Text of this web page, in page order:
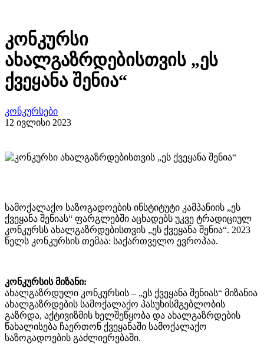
კონკურსი
ახალგაზრდებისთვის „ეს
ქვეყანა შენია“
კონკურსები
12 ივლისი 2023
სამოქალაქო საზოგადოების ინსტიტუტი კამპანიის „ეს
ქვეყანა შენიას“ ფარგლებში აცხადებს უკვე ტრადიციულ
კონკურსს ახალგაზრდებისთვის „ეს ქვეყანა შენია“. 2023
წელს კონკურსის თემაა: საქართველო ევროპაა.
კონკურსის მიზანი:
ახალგაზრდული კონკურსის – „ეს ქვეყანა შენიას“ მიზანია
ახალგაზრდების სამოქალაქო პასუხისმგებლობის
გაზრდა, აქტივიზმის ხელშეწყობა და ახალგაზრდების
წახალისება ჩაერთონ ქვეყანაში სამოქალაქო
საზოგადოების გაძლიერებაში.